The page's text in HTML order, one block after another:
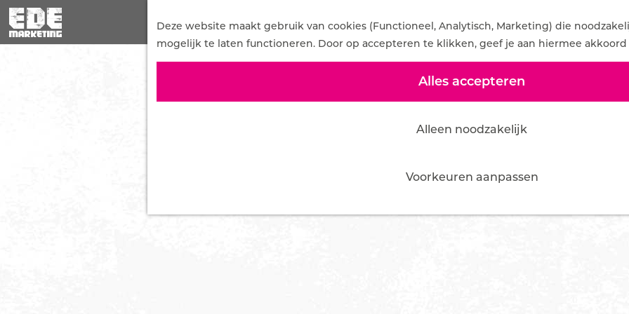
Deze website maakt gebruik van cookies (Functioneel, Analytisch, Marketing) die
mogelijk te laten functioneren. Door op accepteren te klikken, geef je aan hiermee akkoord
Alles accepteren
Alleen noodzakelijk
Voorkeuren aanpassen
G
a
n